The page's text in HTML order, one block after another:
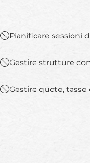
Pianificare sessioni
Gestire strutture
Gestire quote,